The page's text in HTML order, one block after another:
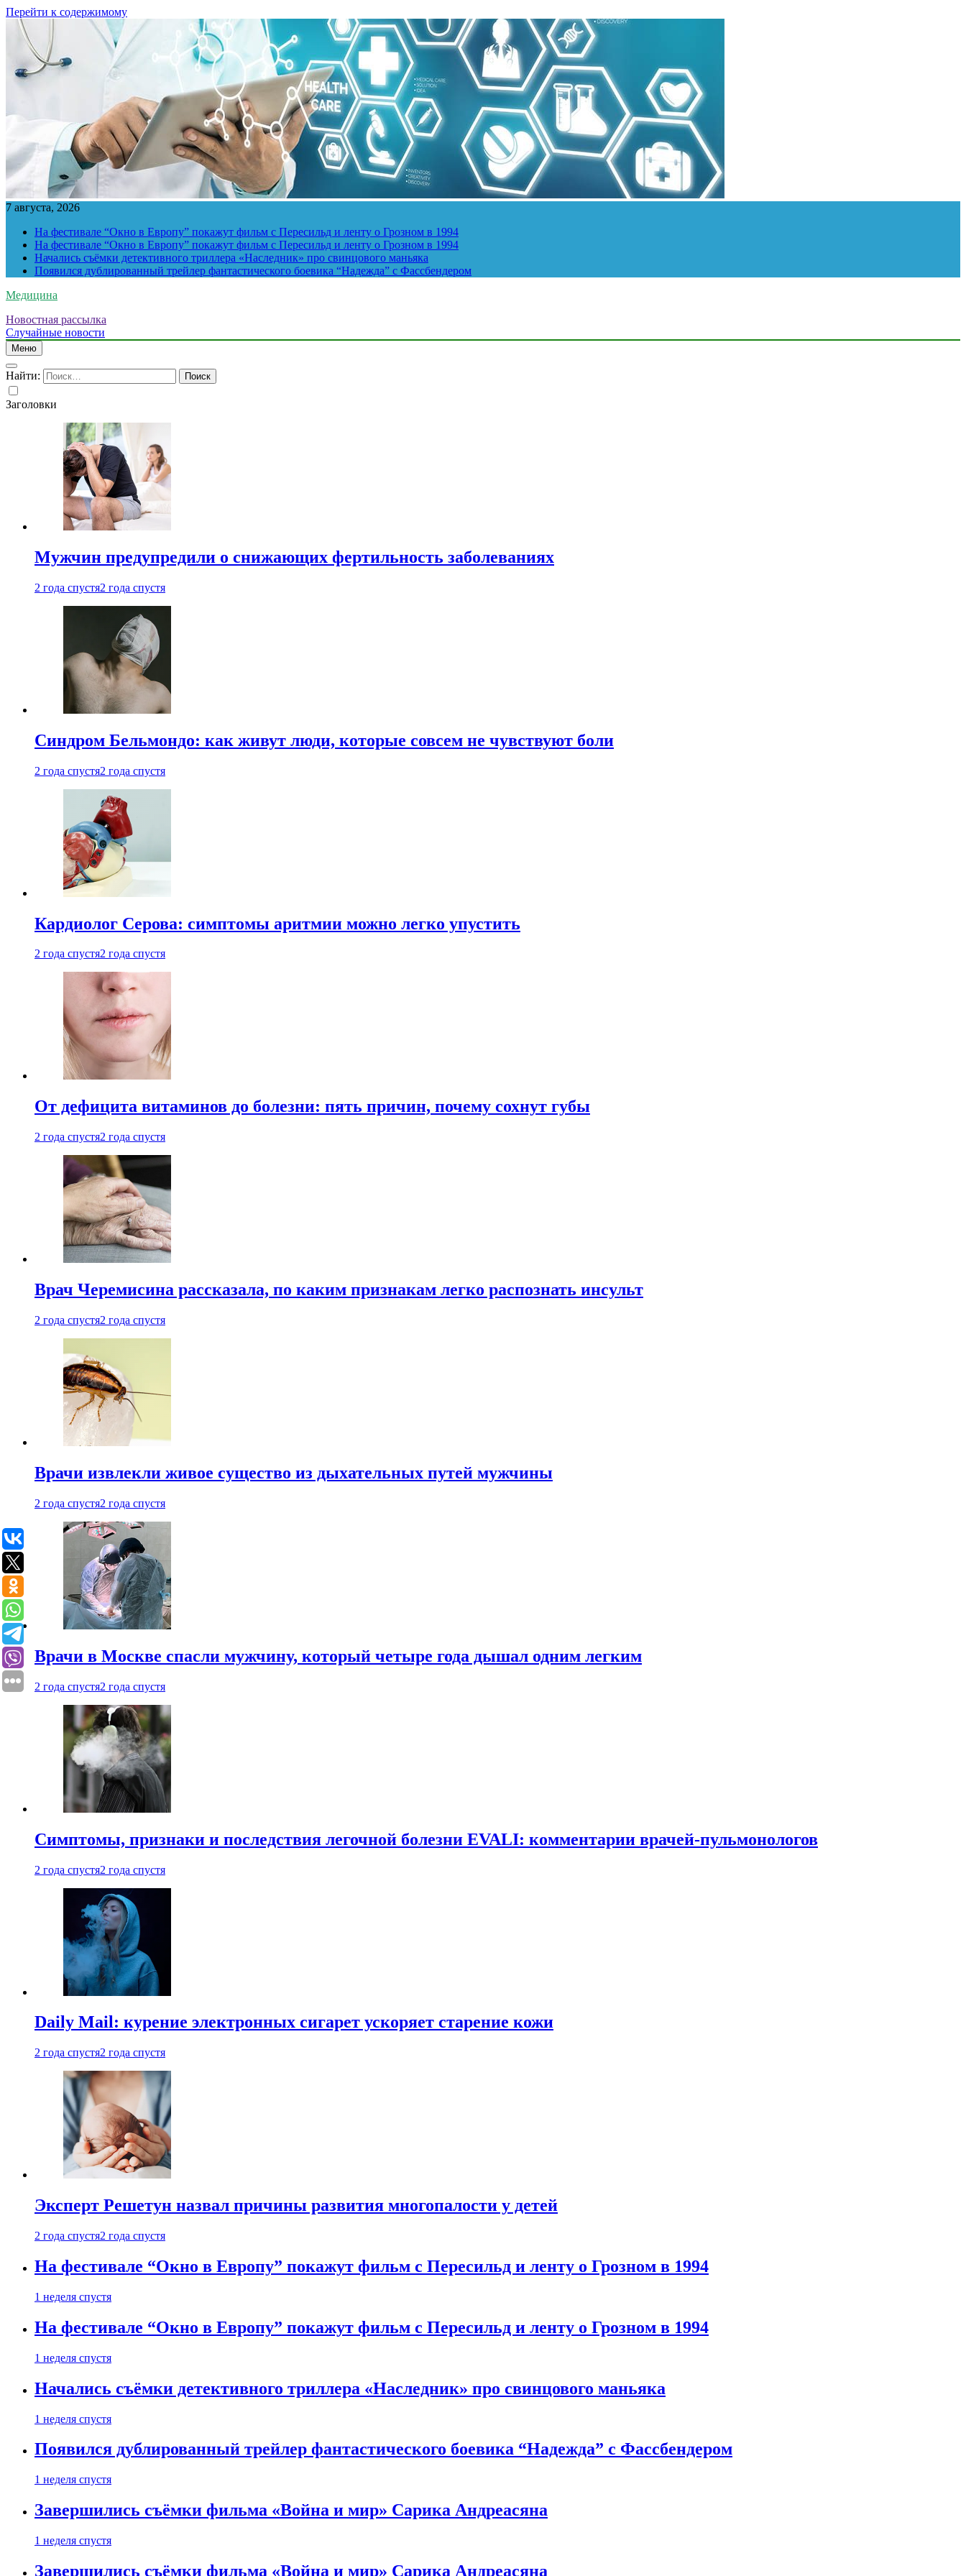
Перейти к содержимому
7 августа, 2026
На фестивале “Окно в Европу” покажут фильм с Пересильд и ленту о Грозном в 1994
На фестивале “Окно в Европу” покажут фильм с Пересильд и ленту о Грозном в 1994
Начались съёмки детективного триллера «Наследник» про свинцового маньяка
Появился дублированный трейлер фантастического боевика “Надежда” с Фассбендером
Медицина
Новостная рассылка
Случайные новости
Меню
Найти:
Заголовки
Мужчин предупредили о снижающих фертильность заболеваниях
2 года спустя2 года спустя
Синдром Бельмондо: как живут люди, которые совсем не чувствуют боли
2 года спустя2 года спустя
Кардиолог Серова: симптомы аритмии можно легко упустить
2 года спустя2 года спустя
От дефицита витаминов до болезни: пять причин, почему сохнут губы
2 года спустя2 года спустя
Врач Черемисина рассказала, по каким признакам легко распознать инсульт
2 года спустя2 года спустя
Врачи извлекли живое существо из дыхательных путей мужчины
2 года спустя2 года спустя
Врачи в Москве спасли мужчину, который четыре года дышал одним легким
2 года спустя2 года спустя
Симптомы, признаки и последствия легочной болезни EVALI: комментарии врачей-пульмонологов
2 года спустя2 года спустя
Daily Mail: курение электронных сигарет ускоряет старение кожи
2 года спустя2 года спустя
Эксперт Решетун назвал причины развития многопалости у детей
2 года спустя2 года спустя
На фестивале “Окно в Европу” покажут фильм с Пересильд и ленту о Грозном в 1994
1 неделя спустя
На фестивале “Окно в Европу” покажут фильм с Пересильд и ленту о Грозном в 1994
1 неделя спустя
Начались съёмки детективного триллера «Наследник» про свинцового маньяка
1 неделя спустя
Появился дублированный трейлер фантастического боевика “Надежда” с Фассбендером
1 неделя спустя
Завершились съёмки фильма «Война и мир» Сарика Андреасяна
1 неделя спустя
Завершились съёмки фильма «Война и мир» Сарика Андреасяна